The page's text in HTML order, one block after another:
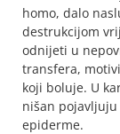
homo, dalo
destrukcijom
odnijeti u
transfera,
koji boluje. U
nišan
epiderme.